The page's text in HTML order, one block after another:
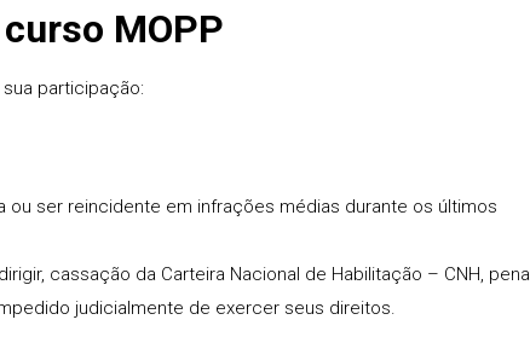
MOPP
participação:
ser reincidente em infrações médias durante os últimos
cassação da Carteira Nacional de Habilitação – CNH, pena
judicialmente de exercer seus direitos.